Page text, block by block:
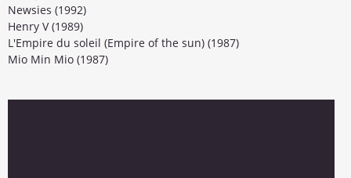
Newsies (1992)
Henry V (1989)
L'Empire du soleil (Empire of the sun) (1987)
Mio Min Mio (1987)